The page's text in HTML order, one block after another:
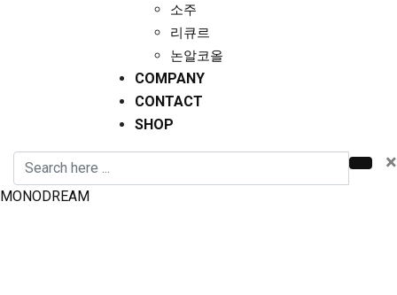
소주
리큐르
논알코올
COMPANY
CONTACT
SHOP
×
MONODREAM